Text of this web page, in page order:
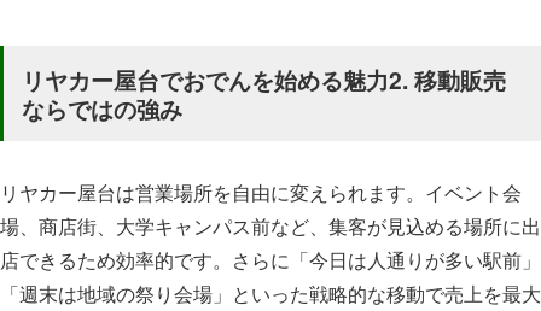
リヤカー屋台でおでんを始める魅力2. 移動販売
ならではの強み
リヤカー屋台は営業場所を自由に変えられます。イベント会
場、商店街、大学キャンパス前など、集客が見込める場所に出
店できるため効率的です。さらに「今日は人通りが多い駅前」
「週末は地域の祭り会場」といった戦略的な移動で売上を最大